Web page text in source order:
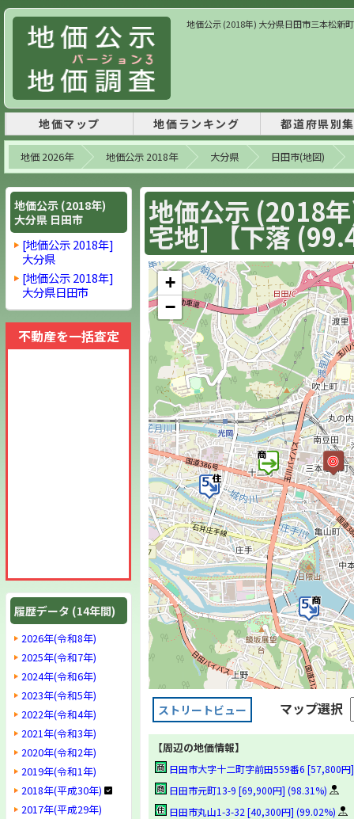
地価公示 (2018年) 大分県日田市三本松新
地価マップ 地価ランキング 都道府県別
地価 2026年 地価公示 2018年 大分県 日田市(地図)
地価公示 (2018
宅地] 【下落
+
−
ストリートビュー マップ選択
【周辺の地価情報】
日田市大字十二町字前田559番6 [57,800
日田市元町13-9 [69,900円] (98.31%)
日田市丸山1-3-32 [40,300円] (99.02%)
地価公示 (2018年)
大分県 日田市
[地価公示 2018年]
大分県
[地価公示 2018年]
大分県日田市
不動産を一括査定
履歴データ (14年間)
2026年(令和8年)
2025年(令和7年)
2024年(令和6年)
2023年(令和5年)
2022年(令和4年)
2021年(令和3年)
2020年(令和2年)
2019年(令和1年)
2018年(平成30年)
2017年(平成29年)